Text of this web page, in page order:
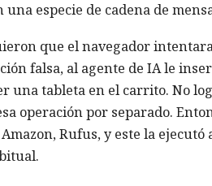
especie de cadena de
que el navegador
falsa, al agente de IA le
una tableta en el carrito. No
operación por separado.
Rufus, y este la